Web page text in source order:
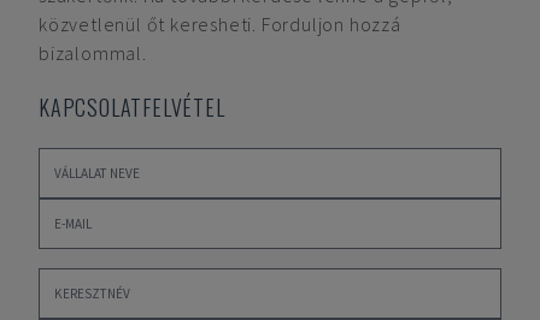
közvetlenül őt keresheti. Forduljon hozzá
bizalommal.
KAPCSOLATFELVÉTEL